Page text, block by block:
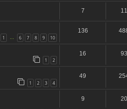
7
1 … 6 7 8 9 10
136
1 2
16
1 2 3 4
49
9